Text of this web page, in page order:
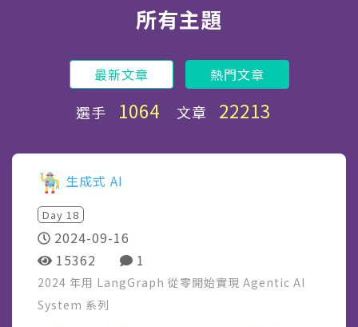
所有主題
最新文章 熱門文章
選手 1064 文章 22213
生成式 AI
Day 18
2024-09-16
15362
1
2024 年用 LangGraph 從零開始實現 Agentic AI
System 系列